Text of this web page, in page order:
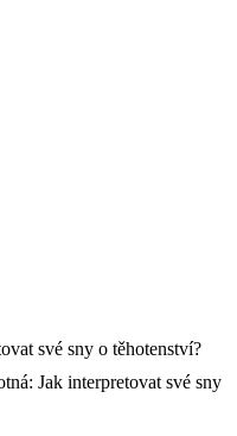
Jak interpretovat své sny